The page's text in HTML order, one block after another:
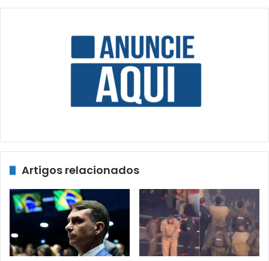
Artigos relacionados